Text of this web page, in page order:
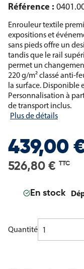
Référence :
Enrouleur textile
expositions et
sans pieds offre un
tandis que le rail
permet un
220 g/m² classé anti-
la surface. Disponible
Personnalisation à
de transport inclus.
Plus de détails
439,00
526,80 € TTC
En stock
Quantité